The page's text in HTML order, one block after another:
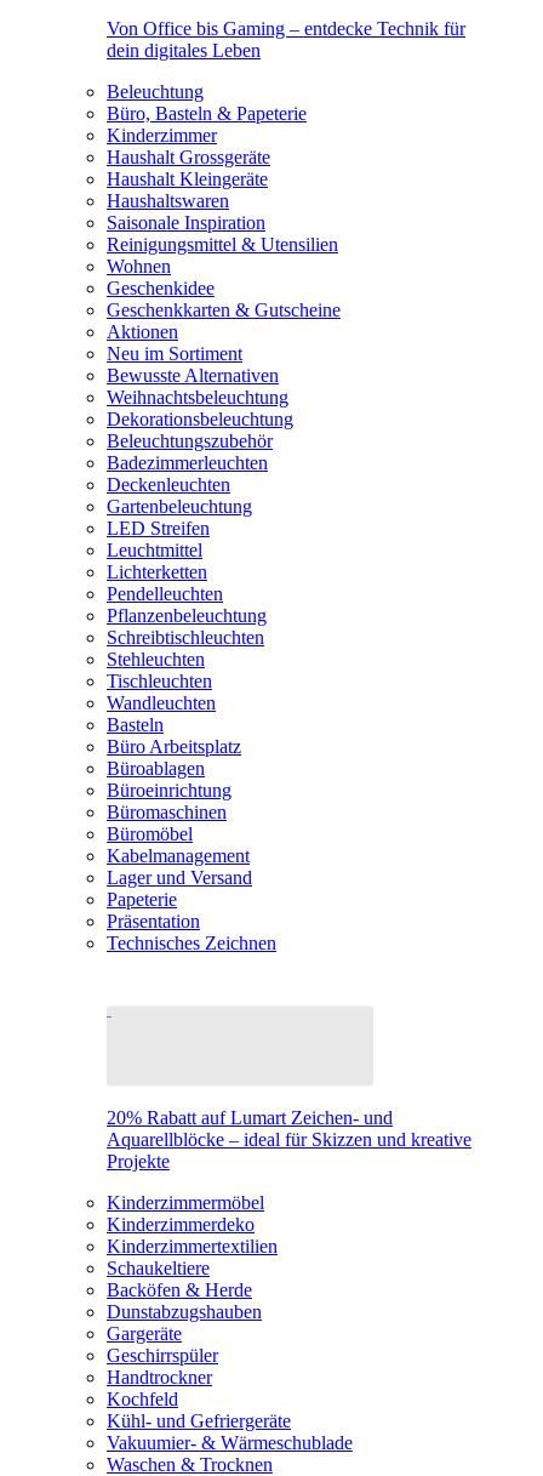
Von Office bis Gaming – entdecke Technik für
dein digitales Leben
Beleuchtung
Büro, Basteln & Papeterie
Kinderzimmer
Haushalt Grossgeräte
Haushalt Kleingeräte
Haushaltswaren
Saisonale Inspiration
Reinigungsmittel & Utensilien
Wohnen
Geschenkidee
Geschenkkarten & Gutscheine
Aktionen
Neu im Sortiment
Bewusste Alternativen
Weihnachtsbeleuchtung
Dekorationsbeleuchtung
Beleuchtungszubehör
Badezimmerleuchten
Deckenleuchten
Gartenbeleuchtung
LED Streifen
Leuchtmittel
Lichterketten
Pendelleuchten
Pflanzenbeleuchtung
Schreibtischleuchten
Stehleuchten
Tischleuchten
Wandleuchten
Basteln
Büro Arbeitsplatz
Büroablagen
Büroeinrichtung
Büromaschinen
Büromöbel
Kabelmanagement
Lager und Versand
Papeterie
Präsentation
Technisches Zeichnen
20% Rabatt auf Lumart Zeichen- und
Aquarellblöcke – ideal für Skizzen und kreative
Projekte
Kinderzimmermöbel
Kinderzimmerdeko
Kinderzimmertextilien
Schaukeltiere
Backöfen & Herde
Dunstabzugshauben
Gargeräte
Geschirrspüler
Handtrockner
Kochfeld
Kühl- und Gefriergeräte
Vakuumier- & Wärmeschublade
Waschen & Trocknen